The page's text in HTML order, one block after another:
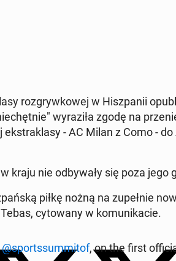
roz­gry­wkowej w Hisz­panii
wyraz­iła zgodę na
- AC Milan z Como -
kraju nie odby­wały się poza jego
piłkę nożną na zu­pełnie
cy­towany w ko­mu­nika­cie.
@sportssum­mitof, on the first